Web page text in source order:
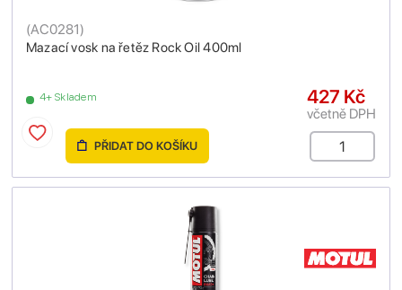
Mazací vosk na řetěz Rock Oil 400ml
(AC0281)
4+ Skladem 427 Kč
včetně DPH
PŘIDAT DO KOŠÍKU